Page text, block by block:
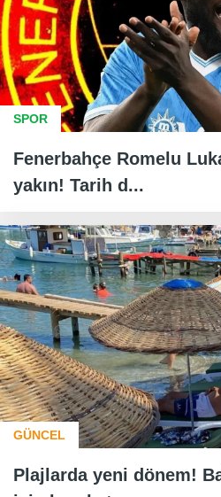
SPOR
Fenerbahçe Romelu
yakın! Tarih d...
GÜNCEL
Plajlarda yeni dönem!